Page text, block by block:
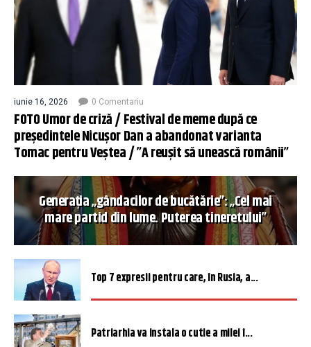
iunie 16, 2026 0 Comentariu
FOTO Umor de criză / Festival de meme după ce
președintele Nicușor Dan a abandonat varianta
Tomac pentru Veștea / ”A reușit să unească românii”
Generația „gândacilor de bucătărie”: „Cel mai
mare partid din lume. Puterea tineretului”
Top 7 expresii pentru care, în Rusia, a...
Patriarhia va instala o cutie a milei î...